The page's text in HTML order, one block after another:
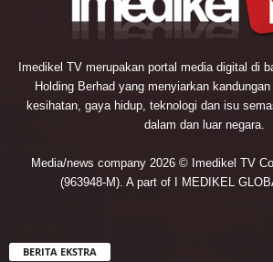
Imedikel TV merupakan portal media digital di
Holding Berhad yang menyiarkan
kesihatan, gaya hidup, teknologi dan isu
dalam dan luar negara.
Media/news company 2026 © Imedikel TV
(963948-M). A part of I MEDIKEL
BERITA EKSTRA